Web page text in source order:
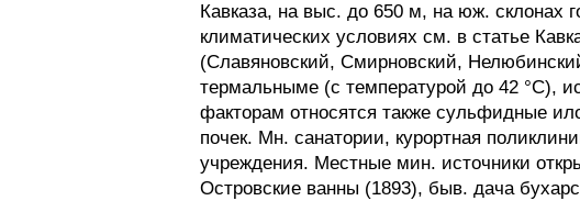
Кавказа, на выс. до 650 м, на юж.
климатических условиях см. в статье
(Славяновский, Смирновский,
термальныме (с температурой до 42 °С),
факторам относятся также сульфидные
почек. Мн. санатории, курортная
учреждения. Местные мин. источники
Островские ванны (1893), быв. дача